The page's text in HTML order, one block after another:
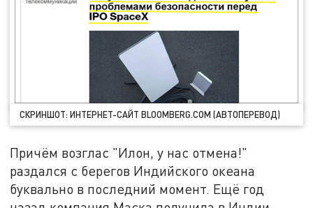
СКРИНШОТ: ИНТЕРНЕТ-САЙТ BLOOMBERG.COM (АВТОПЕРЕВОД)
Причём возглас "Илон, у нас отмена!"
раздался с берегов Индийского океана
буквально в последний момент. Ещё год